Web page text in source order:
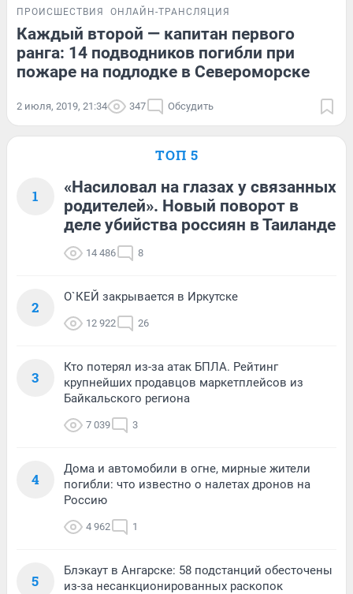
ПРОИСШЕСТВИЯ ОНЛАЙН-ТРАНСЛЯЦИЯ
Каждый второй — капитан первого
ранга: 14 подводников погибли при
пожаре на подлодке в Североморске
2 июля, 2019, 21:34 347 Обсудить
ТОП 5
1
«Насиловал на глазах у связанных
родителей». Новый поворот в
деле убийства россиян в Таиланде
14 486 8
2
О`КЕЙ закрывается в Иркутске
12 922 26
3
Кто потерял из-за атак БПЛА. Рейтинг
крупнейших продавцов маркетплейсов из
Байкальского региона
7 039 3
4
Дома и автомобили в огне, мирные жители
погибли: что известно о налетах дронов на
Россию
4 962 1
5
Блэкаут в Ангарске: 58 подстанций обесточены
из-за несанкционированных раскопок